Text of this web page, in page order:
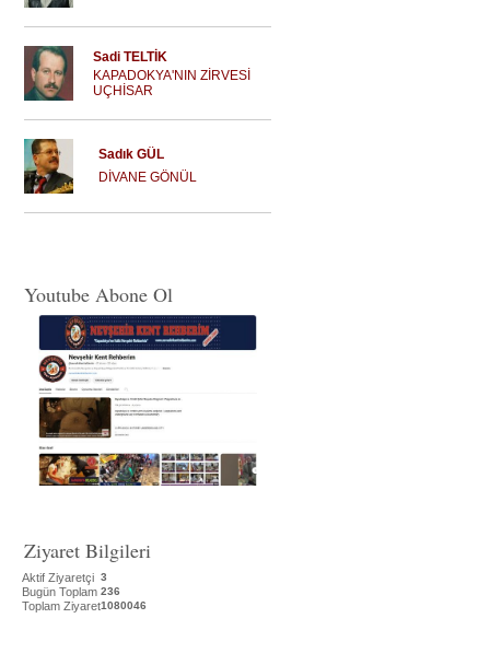
Sadi TELTİK
KAPADOKYA'NIN ZİRVESİ
UÇHİSAR
Sadık GÜL
DİVANE GÖNÜL
Youtube Abone Ol
Ziyaret Bilgileri
Aktif Ziyaretçi 3
Bugün Toplam 236
Toplam Ziyaret1080046